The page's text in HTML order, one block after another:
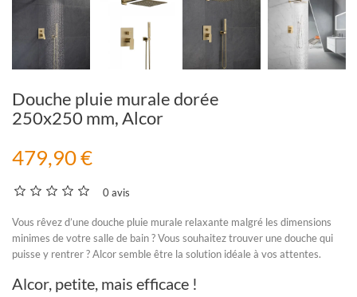
Douche pluie murale dorée
250x250 mm, Alcor
479,90 €
0 avis
Vous rêvez d’unedouche pluie murale relaxante malgré les dimensions
minimes de votre salle de bain ? Vous souhaitez trouver une douche qui
puisse y rentrer ? Alcor semble être la solution idéale à vos attentes.
Alcor, petite, mais efficace !